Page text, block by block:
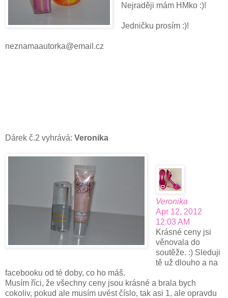
Nejraději mám HMko :)!
Jedničku prosím :)!
neznamaautorka@email.cz
Dárek č.2 vyhrává: Veronika
Veronika
Apr 12, 2012
12:03 AM
Krásné ceny jsi
věnovala do
soutěže. :) Sleduji
tě už dlouho a na
facebooku od té doby, co ho máš.
Musím říci, že všechny ceny jsou krásné a brala bych
cokoliv, pokud ale musím uvést číslo, tak asi 1, ale opravdu